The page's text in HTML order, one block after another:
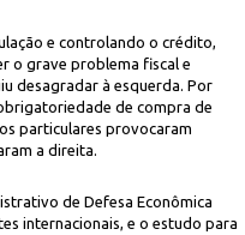
e controlando o crédito,
o grave problema fiscal e
desagradar à esquerda. Por
de compra de
particulares provocaram
a direita.
de Defesa Econômica
internacionais, e o estudo para